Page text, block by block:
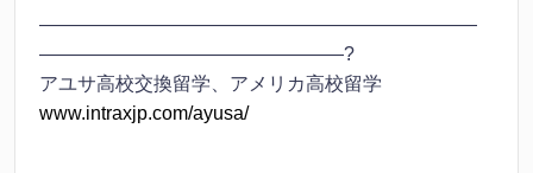
———————————————————————
————————————————?
アユサ高校交換留学、アメリカ高校留学
www.intraxjp.com/ayusa/